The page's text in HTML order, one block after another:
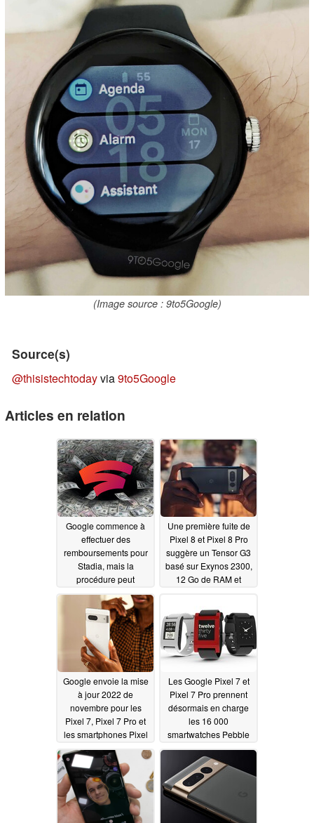
(Image source : 9to5Google)
Source(s)
@thisistechtodayvia9to5Google
Articles en relation
Google commence à
effectuer des
remboursements pour
Stadia, mais la
procédure peut
prendre des mois
11/10/2022
Une première fuite de
Pixel 8 et Pixel 8 Pro
suggère un Tensor G3
basé sur Exynos 2300,
12 Go de RAM et
Google envoie la mise
à jour 2022 de
novembre pour les
Pixel 7, Pixel 7 Pro et
les smartphones Pixel
antérieurs11/08/2022
Les Google Pixel 7 et
Pixel 7 Pro prennent
désormais en charge
les 16 000
smartwatches Pebble
restantes11/05/2022